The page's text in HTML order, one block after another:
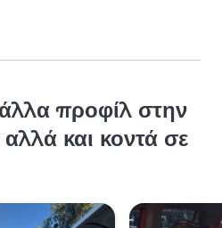
προφίλ στην
και κοντά σε